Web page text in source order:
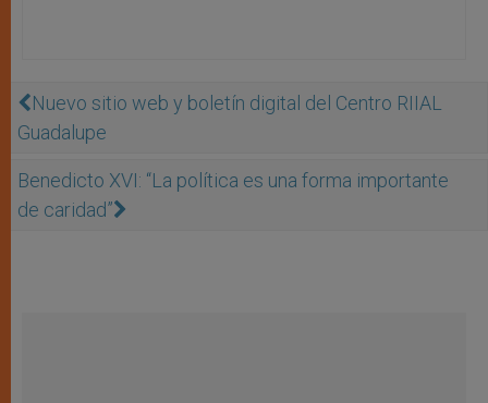
Nuevo sitio web y boletín digital del Centro RIIAL
Guadalupe
Benedicto XVI: “La política es una forma importante
de caridad”